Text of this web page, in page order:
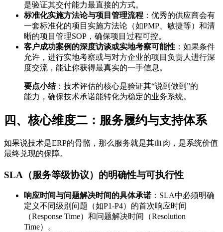
是验证其交付能力最直接的方式。
标准化实施方法论与项目管理流程 ：优秀的供应商会有
一套标准化的项目实施方法论（如PMP、敏捷等）和清
晰的项目管理SOP，确保项目过程可控。
客户成功案例的深度访谈或实地考察可能性 ：如果条件
允许，进行实地考察或与对方企业的项目负责人进行深
度交流，能让你获得最真实的一手信息。
要点小结：技术评估的核心是验证其“说到做到”的
能力，确保技术承诺能转化为稳定的业务系统。
四、核心维度二：服务履约与支持体系
如果说技术是ERP的骨骼，那么服务就是其血肉，是系统价值
最终兑现的保障。
SLA（服务等级协议）的明确性与可执行性
响应时间与问题解决时间的具体承诺：SLA中必须明确
定义不同级别问题（如P1-P4）的首次响应时间
（Response Time）和问题解决时间（Resolution
Time）。